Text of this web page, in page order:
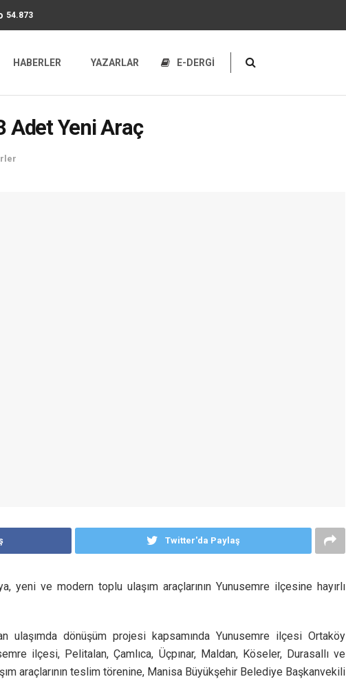
54.8736
HABERLER YAZARLAR E-DERGİ
Adet Yeni Araç
Twitter'da Paylaş
yeni ve modern toplu ulaşım araçlarının Yunusemre ilçesine hayırlı
ulaşımda dönüşüm projesi kapsamında Yunusemre ilçesi Ortaköy
ilçesi, Pelitalan, Çamlıca, Üçpınar, Maldan, Köseler, Durasallı ve
araçlarının teslim törenine, Manisa Büyükşehir Belediye Başkanvekili